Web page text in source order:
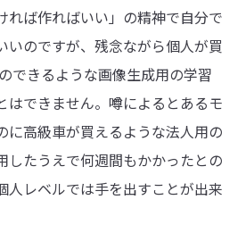
れば作ればいい」の精神で自分で
いのですが、残念ながら個人が買
できるような画像生成用の学習
はできません。噂によるとあるモ
に高級車が買えるような法人用の
したうえで何週間もかかったとの
人レベルでは手を出すことが出来